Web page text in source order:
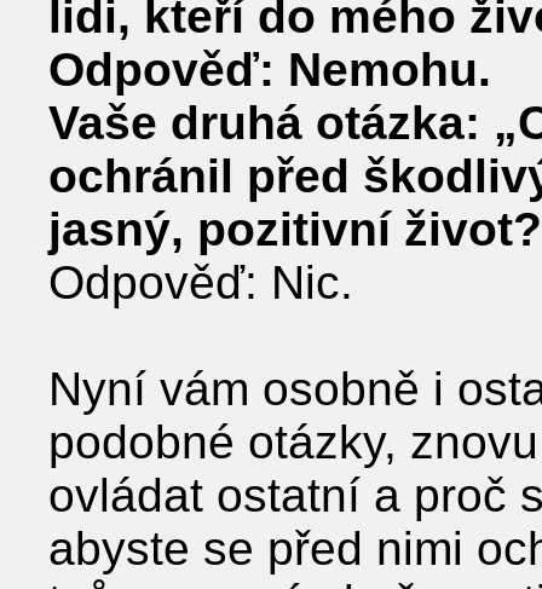
lidi, kteří do mého
Odpověď: Nemohu.
Vaše druhá otázka:
ochránil před
jasný, pozitivní
Odpověď: Nic.
Nyní vám osobně i
podobné otázky,
ovládat ostatní a proč
abyste se před nimi